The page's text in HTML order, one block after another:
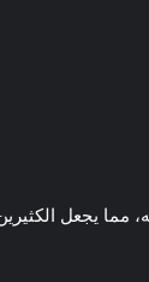
مما يجعل